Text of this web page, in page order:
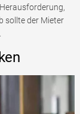
sollte der Mieter